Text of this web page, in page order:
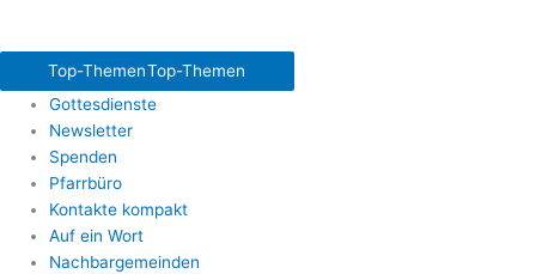
Top-ThemenTop-Themen
Gottesdienste
Newsletter
Spenden
Pfarrbüro
Kontakte kompakt
Auf ein Wort
Nachbargemeinden